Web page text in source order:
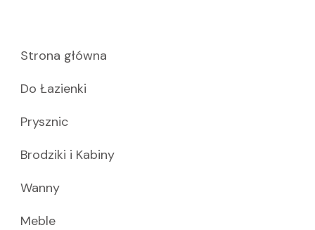
Strona główna
Do Łazienki
Prysznic
Brodziki i Kabiny
Wanny
Meble